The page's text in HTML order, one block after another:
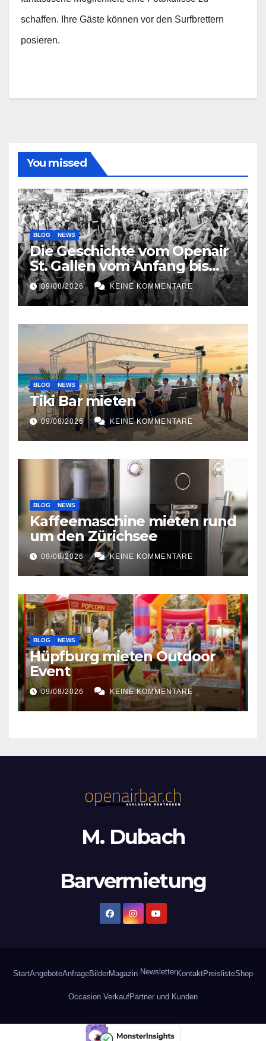
schaffen. Ihre Gäste können vor den Surfbrettern
posieren.
You missed
BLOG NEWS
Die Geschichte vom Openair
St. Gallen vom Anfang bis
jetzt
09/08/2026 KEINE KOMMENTARE
BLOG NEWS
Tiki Bar mieten
09/08/2026 KEINE KOMMENTARE
BLOG NEWS
Kaffeemaschine mieten rund
um den Zürichsee
09/08/2026 KEINE KOMMENTARE
BLOG NEWS
Hüpfburg mieten Outdoor
Event
09/08/2026 KEINE KOMMENTARE
M. Dubach
Barvermietung
StartAngeboteAnfrageBilderMagazin NewsletterKontaktPreislisteShop
Occasion VerkaufPartner und Kunden